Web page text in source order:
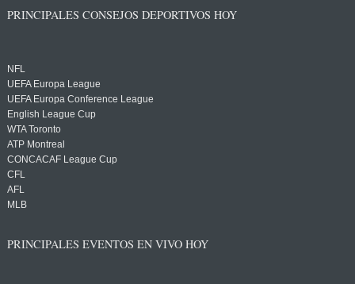
PRINCIPALES CONSEJOS DEPORTIVOS HOY
NFL
UEFA Europa League
UEFA Europa Conference League
English League Cup
WTA Toronto
ATP Montreal
CONCACAF League Cup
CFL
AFL
MLB
PRINCIPALES EVENTOS EN VIVO HOY